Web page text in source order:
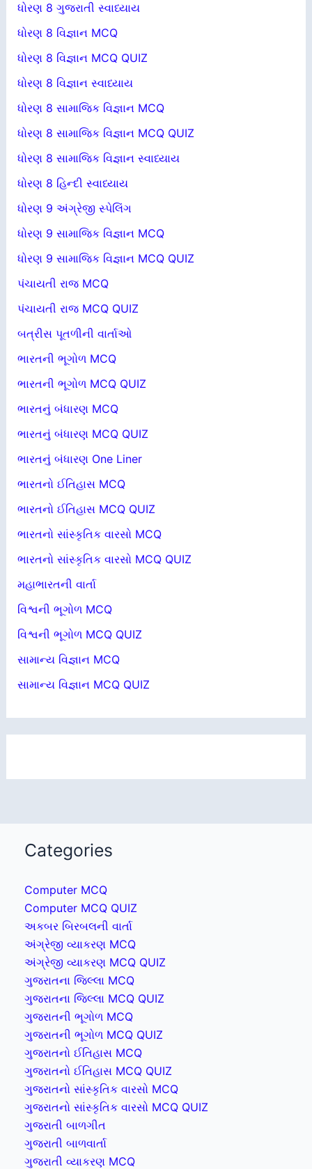
ધોરણ 8 ગુજરાતી સ્વાધ્યાય
ધોરણ 8 વિજ્ઞાન MCQ
ધોરણ 8 વિજ્ઞાન MCQ QUIZ
ધોરણ 8 વિજ્ઞાન સ્વાધ્યાય
ધોરણ 8 સામાજિક વિજ્ઞાન MCQ
ધોરણ 8 સામાજિક વિજ્ઞાન MCQ QUIZ
ધોરણ 8 સામાજિક વિજ્ઞાન સ્વાધ્યાય
ધોરણ 8 હિન્દી સ્વાધ્યાય
ધોરણ 9 અંગ્રેજી સ્પેલિંગ
ધોરણ 9 સામાજિક વિજ્ઞાન MCQ
ધોરણ 9 સામાજિક વિજ્ઞાન MCQ QUIZ
પંચાયતી રાજ MCQ
પંચાયતી રાજ MCQ QUIZ
બત્રીસ પૂતળીની વાર્તાઓ
ભારતની ભૂગોળ MCQ
ભારતની ભૂગોળ MCQ QUIZ
ભારતનું બંધારણ MCQ
ભારતનું બંધારણ MCQ QUIZ
ભારતનું બંધારણ One Liner
ભારતનો ઈતિહાસ MCQ
ભારતનો ઈતિહાસ MCQ QUIZ
ભારતનો સાંસ્કૃતિક વારસો MCQ
ભારતનો સાંસ્કૃતિક વારસો MCQ QUIZ
મહાભારતની વાર્તા
વિશ્વની ભૂગોળ MCQ
વિશ્વની ભૂગોળ MCQ QUIZ
સામાન્ય વિજ્ઞાન MCQ
સામાન્ય વિજ્ઞાન MCQ QUIZ
Categories
Computer MCQ
Computer MCQ QUIZ
અકબર બિરબલની વાર્તા
અંગ્રેજી વ્યાકરણ MCQ
અંગ્રેજી વ્યાકરણ MCQ QUIZ
ગુજરાતના જિલ્લા MCQ
ગુજરાતના જિલ્લા MCQ QUIZ
ગુજરાતની ભૂગોળ MCQ
ગુજરાતની ભૂગોળ MCQ QUIZ
ગુજરાતનો ઈતિહાસ MCQ
ગુજરાતનો ઈતિહાસ MCQ QUIZ
ગુજરાતનો સાંસ્કૃતિક વારસો MCQ
ગુજરાતનો સાંસ્કૃતિક વારસો MCQ QUIZ
ગુજરાતી બાળગીત
ગુજરાતી બાળવાર્તા
ગુજરાતી વ્યાકરણ MCQ